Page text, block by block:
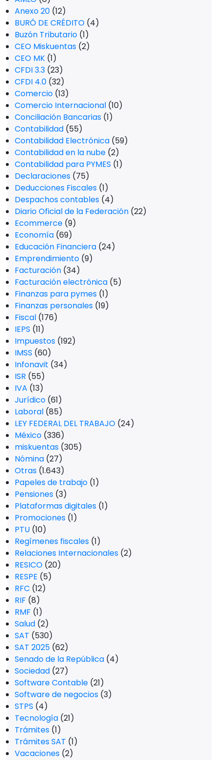
Anexo 20 (12)
BURÓ DE CRÉDITO (4)
Buzón Tributario (1)
CEO Miskuentas (2)
CEO MK (1)
CFDI 3.3 (23)
CFDI 4.0 (32)
Comercio (13)
Comercio Internacional (10)
Conciliación Bancarias (1)
Contabilidad (55)
Contabilidad Electrónica (59)
Contabilidad en la nube (2)
Contabilidad para PYMES (1)
Declaraciones (75)
Deducciones Fiscales (1)
Despachos contables (4)
Diario Oficial de la Federación (22)
Ecommerce (9)
Economía (69)
Educación Financiera (24)
Emprendimiento (9)
Facturación (34)
Facturación electrónica (5)
Finanzas para pymes (1)
Finanzas personales (19)
Fiscal (176)
IEPS (11)
Impuestos (192)
IMSS (60)
Infonavit (34)
ISR (55)
IVA (13)
Jurídico (61)
Laboral (85)
LEY FEDERAL DEL TRABAJO (24)
México (336)
miskuentas (305)
Nómina (27)
Otras (1.643)
Papeles de trabajo (1)
Pensiones (3)
Plataformas digitales (1)
Promociones (1)
PTU (10)
Regímenes fiscales (1)
Relaciones Internacionales (2)
RESICO (20)
RESPE (5)
RFC (12)
RIF (8)
RMF (1)
Salud (2)
SAT (530)
SAT 2025 (62)
Senado de la República (4)
Sociedad (27)
Software Contable (21)
Software de negocios (3)
STPS (4)
Tecnología (21)
Trámites (1)
Trámites SAT (1)
Vacaciones (2)